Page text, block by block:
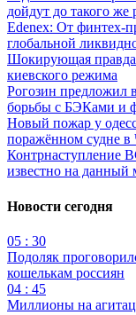
дойдут до такого же
Edenex: От финтех-
глобальной
Шокирующая
киевского режима
Рогозин предложил
борьбы с БЭКами и
Новый пожар у
поражённом судне
Контрнаступление
известно на данный
Новости сегодня
05 : 30
Подоляк
кошелькам россиян
04 : 45
Миллионы на